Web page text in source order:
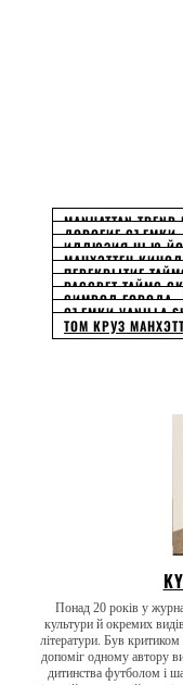
MANHATTAN
ДОРОГИЕ СЪЕМКИ
ИЛЛЮЗИЯ НЬЮ
МАНХЭТТЕН
ПЕРЕКРЫТИЕ
РАССВЕТ ТАЙМС
СИМВОЛ ГОРОДА
СЪЕМКИ VANILLA
ТОМ КРУЗ
Понад 20 років у
культури й окремих
літератури. Був критиком
допоміг одному автору
дитинства футболом і